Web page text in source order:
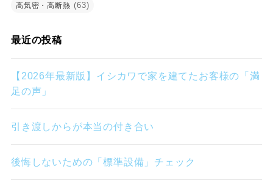
高気密・高断熱 (63)
最近の投稿
【2026年最新版】イシカワで家を建てたお客様の「満
足の声」
引き渡しからが本当の付き合い
後悔しないための「標準設備」チェック